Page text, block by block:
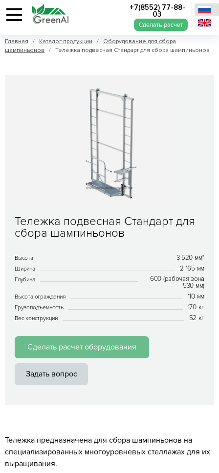
+7(8552) 77-88-
03
Сделать расчет
Главная / Каталог продукции / Оборудование для сбора
шампиньонов / Тележка подвесная Стандарт для сбора шампиньонов
Тележка подвесная Стандарт для
сбора шампиньонов
Высота 3 520 мм*
Ширина 2 165 мм
Глубина
600 (рабочая зона
530 мм)
Высота ограждения 110 мм
Грузоподъемность 170 кг
Вес конструкции 52 кг
Сделать расчет оборудования
Задать вопрос
Тележка предназначена для сбора шампиньонов на
специализированных многоуровневых стеллажах для их
выращивания.